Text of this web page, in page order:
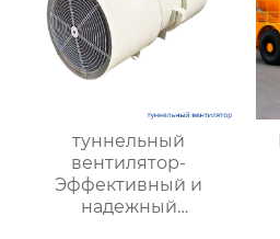
туннельный
вентилятор-
Эффективный и
надежный